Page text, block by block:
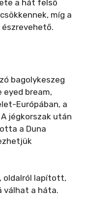
a hát felső
míg a
bagolykeszeg
eyed bream,
Európában, a
jégkorszak után
a Duna
oldalról lapított,
válhat a háta.